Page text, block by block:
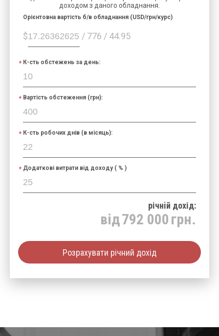
доходом з даного обладнання.
$ / 776 / 44.95
Орієнтовна вартість б/в обладнання (USD/грн/курс)
К-сть обстежень за день:
Вартість обстеження (грн):
К-сть робочих днів (в місяць):
Додаткові витрати від доходу ( % )
річнiй дохід:
від792 000 грн.
Розрахувати річний дохід